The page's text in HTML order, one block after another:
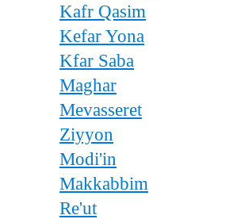
Kafr Qasim
Kefar Yona
Kfar Saba
Maghar
Mevasseret
Ziyyon
Modi'in
Makkabbim
Re'ut